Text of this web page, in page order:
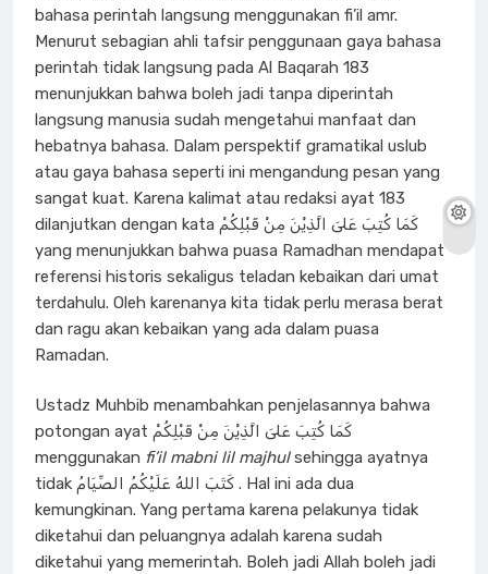
bahasa perintah langsung menggunakan fi’il amr.
Menurut sebagian ahli tafsir penggunaan gaya bahasa
perintah tidak langsung pada Al Baqarah 183
menunjukkan bahwa boleh jadi tanpa diperintah
langsung manusia sudah mengetahui manfaat dan
hebatnya bahasa. Dalam perspektif gramatikal uslub
atau gaya bahasa seperti ini mengandung pesan yang
sangat kuat. Karena kalimat atau redaksi ayat 183
dilanjutkan dengan kata كَمَا كُتِبَ عَلىَ الَّذِيْنَ مِنْ قَبْلِكُمْ
yang menunjukkan bahwa puasa Ramadhan mendapat
referensi historis sekaligus teladan kebaikan dari umat
terdahulu. Oleh karenanya kita tidak perlu merasa berat
dan ragu akan kebaikan yang ada dalam puasa
Ramadan.
Ustadz Muhbib menambahkan penjelasannya bahwa
potongan ayat كَمَا كُتِبَ عَلىَ الَّذِيْنَ مِنْ قَبْلِكُمْ
menggunakan fi’il mabni lil majhulsehingga ayatnya
tidak كَتَبَ اللهُ عَلَيْكُمُ الصِّيَامُ . Hal ini ada dua
kemungkinan. Yang pertama karena pelakunya tidak
diketahui dan peluangnya adalah karena sudah
diketahui yang memerintah. Boleh jadi Allah boleh jadi